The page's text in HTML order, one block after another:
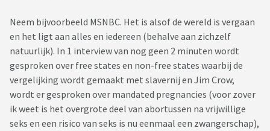
Neem bijvoorbeeld MSNBC. Het is alsof de wereld is vergaan
en het ligt aan alles en iedereen (behalve aan zichzelf
natuurlijk). In 1 interview van nog geen 2 minuten wordt
gesproken over free states en non-free states waarbij de
vergelijking wordt gemaakt met slavernij en Jim Crow,
wordt er gesproken over mandated pregnancies (voor zover
ik weet is het overgrote deel van abortussen na vrijwillige
seks en een risico van seks is nu eenmaal een zwangerschap),